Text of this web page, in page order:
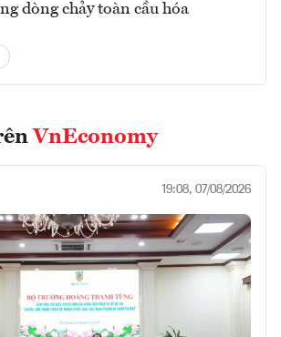
dòng chảy toàn cầu hóa
VnEconomy
19:08, 07/08/2026